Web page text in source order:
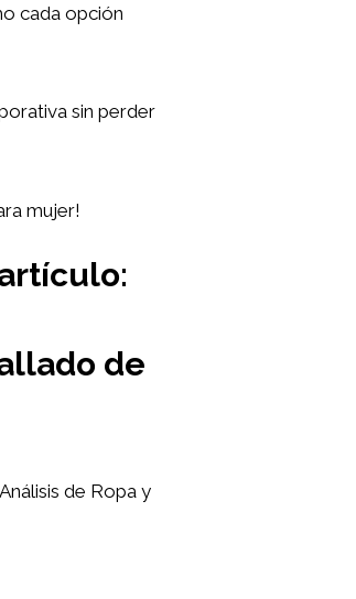
cada opción
sin perder
mujer!
de
de Ropa y